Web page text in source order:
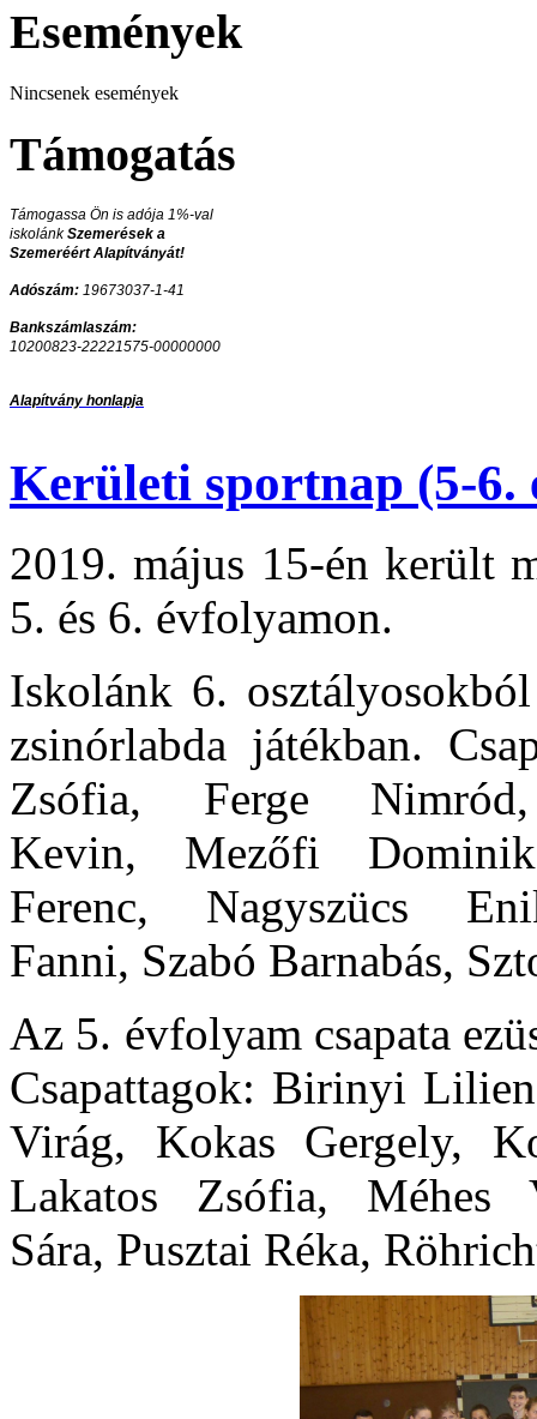
Események
Nincsenek események
Támogatás
Támogassa Ön is adója 1%-val
iskolánkSzemerések a
Szemeréért Alapítványát!
Adószám: 19673037-1-41
Bankszámlaszám:
10200823-22221575-00000000
Alapítvány honlapja
Kerületi sportnap (5-6.
2019. május 15-én került
5. és 6. évfolyamon.
Iskolánk 6.
zsinórlabda játékban.
Zsófia, Ferge
Kevin, Mezőfi
Ferenc, Nagyszücs
Fanni, Szabó Barnabás,
Az 5. évfolyam csapata
Csapattagok: Birinyi
Virág, Kokas Gergely,
Lakatos Zsófia, Méhes
Sára, Pusztai Réka,